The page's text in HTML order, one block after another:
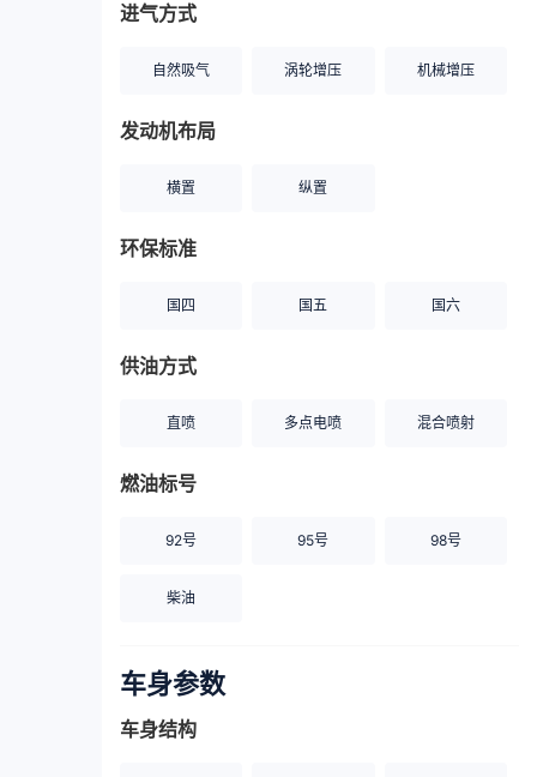
进气方式
自然吸气 涡轮增压 机械增压
发动机布局
横置 纵置
环保标准
国四 国五 国六
供油方式
直喷 多点电喷 混合喷射
燃油标号
92号 95号 98号
柴油
车身参数
车身结构